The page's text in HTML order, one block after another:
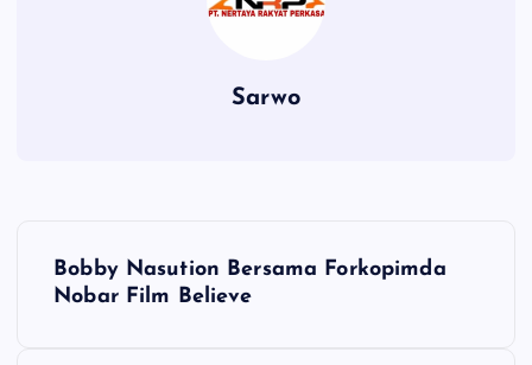
Sarwo
Bobby Nasution Bersama Forkopimda
Nobar Film Believe